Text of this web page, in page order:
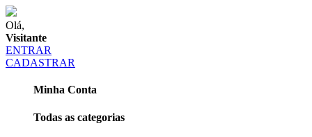
Olá,
Visitante
ENTRAR
CADASTRAR
Minha Conta
Todas as categorias